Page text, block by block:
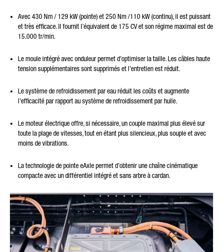
Avec 430 Nm / 129 kW (pointe) et 250 Nm /110 kW (continu), il est puissant
et très efficace. Il fournit l’équivalent de 175 CV et son régime maximal est de
15.000 tr/min.
Le moule intégré avec onduleur permet d’optimiser la taille. Les câbles haute
tension supplémentaires sont supprimés et l’entretien est réduit.
Le système de refroidissement par eau réduit les coûts et augmente
l’efficacité par rapport au système de refroidissement par huile.
Le moteur électrique offre, si nécessaire, un couple maximal plus élevé sur
toute la plage de vitesses, tout en étant plus silencieux, plus souple et avec
moins de vibrations.
La technologie de pointe eAxle permet d’obtenir une chaîne cinématique
compacte avec un différentiel intégré et sans arbre à cardan.